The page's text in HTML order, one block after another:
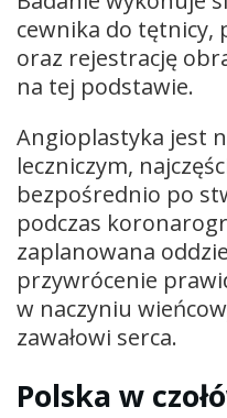
cewnika do
oraz rejestrację
na tej podstawie.
Angioplastyka jest
leczniczym,
bezpośrednio po
podczas
zaplanowana
przywrócenie
w naczyniu
zawałowi serca.
Polska w